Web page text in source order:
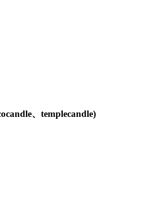
、templecandle)